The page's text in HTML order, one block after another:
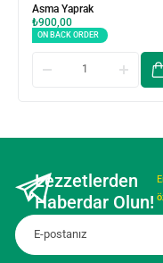
Asma Yaprak
₺900,00
ON BACK ORDER
Lezzetlerden
Haberdar Olun!